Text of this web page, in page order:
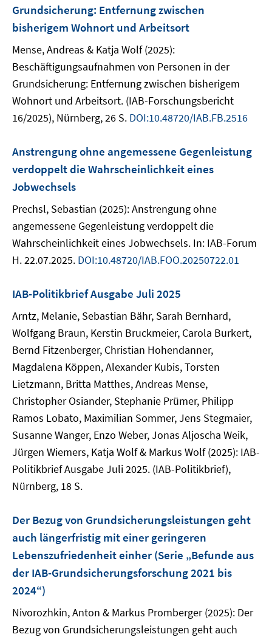
Grundsicherung: Entfernung zwischen
bisherigem Wohnort und Arbeitsort
Mense, Andreas & Katja Wolf (2025):
Beschäftigungsaufnahmen von Personen in der
Grundsicherung: Entfernung zwischen bisherigem
Wohnort und Arbeitsort. (IAB-Forschungsbericht
16/2025), Nürnberg, 26 S. DOI:10.48720/IAB.FB.2516
Anstrengung ohne angemessene Gegenleistung
verdoppelt die Wahrscheinlichkeit eines
Jobwechsels
Prechsl, Sebastian (2025): Anstrengung ohne
angemessene Gegenleistung verdoppelt die
Wahrscheinlichkeit eines Jobwechsels. In: IAB-Forum
H. 22.07.2025. DOI:10.48720/IAB.FOO.20250722.01
IAB-Politikbrief Ausgabe Juli 2025
Arntz, Melanie, Sebastian Bähr, Sarah Bernhard,
Wolfgang Braun, Kerstin Bruckmeier, Carola Burkert,
Bernd Fitzenberger, Christian Hohendanner,
Magdalena Köppen, Alexander Kubis, Torsten
Lietzmann, Britta Matthes, Andreas Mense,
Christopher Osiander, Stephanie Prümer, Philipp
Ramos Lobato, Maximilian Sommer, Jens Stegmaier,
Susanne Wanger, Enzo Weber, Jonas Aljoscha Weik,
Jürgen Wiemers, Katja Wolf & Markus Wolf (2025): IAB-
Politikbrief Ausgabe Juli 2025. (IAB-Politikbrief),
Nürnberg, 18 S.
Der Bezug von Grundsicherungsleistungen geht
auch längerfristig mit einer geringeren
Lebenszufriedenheit einher (Serie „Befunde aus
der IAB-Grundsicherungsforschung 2021 bis
2024“)
Nivorozhkin, Anton & Markus Promberger (2025): Der
Bezug von Grundsicherungsleistungen geht auch